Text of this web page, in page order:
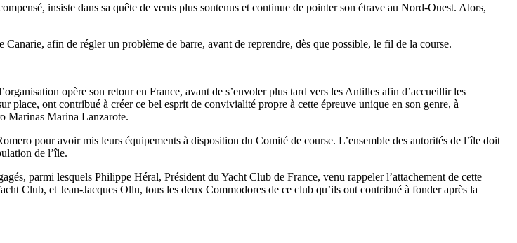
insiste dans sa quête de vents plus soutenus et continue de pointer son étrave au Nord-Ouest. Alors,
afin de régler un problème de barre, avant de reprendre, dès que possible, le fil de la course.
opère son retour en France, avant de s’envoler plus tard vers les Antilles afin d’accueillir les
place, ont contribué à créer ce bel esprit de convivialité propre à cette épreuve unique en son genre, à
Marinas Marina Lanzarote.
pour avoir mis leurs équipements à disposition du Comité de course. L’ensemble des autorités de l’île doit
de l’île.
parmi lesquels Philippe Héral, Président du Yacht Club de France, venu rappeler l’attachement de cette
Club, et Jean-Jacques Ollu, tous les deux Commodores de ce club qu’ils ont contribué à fonder après la